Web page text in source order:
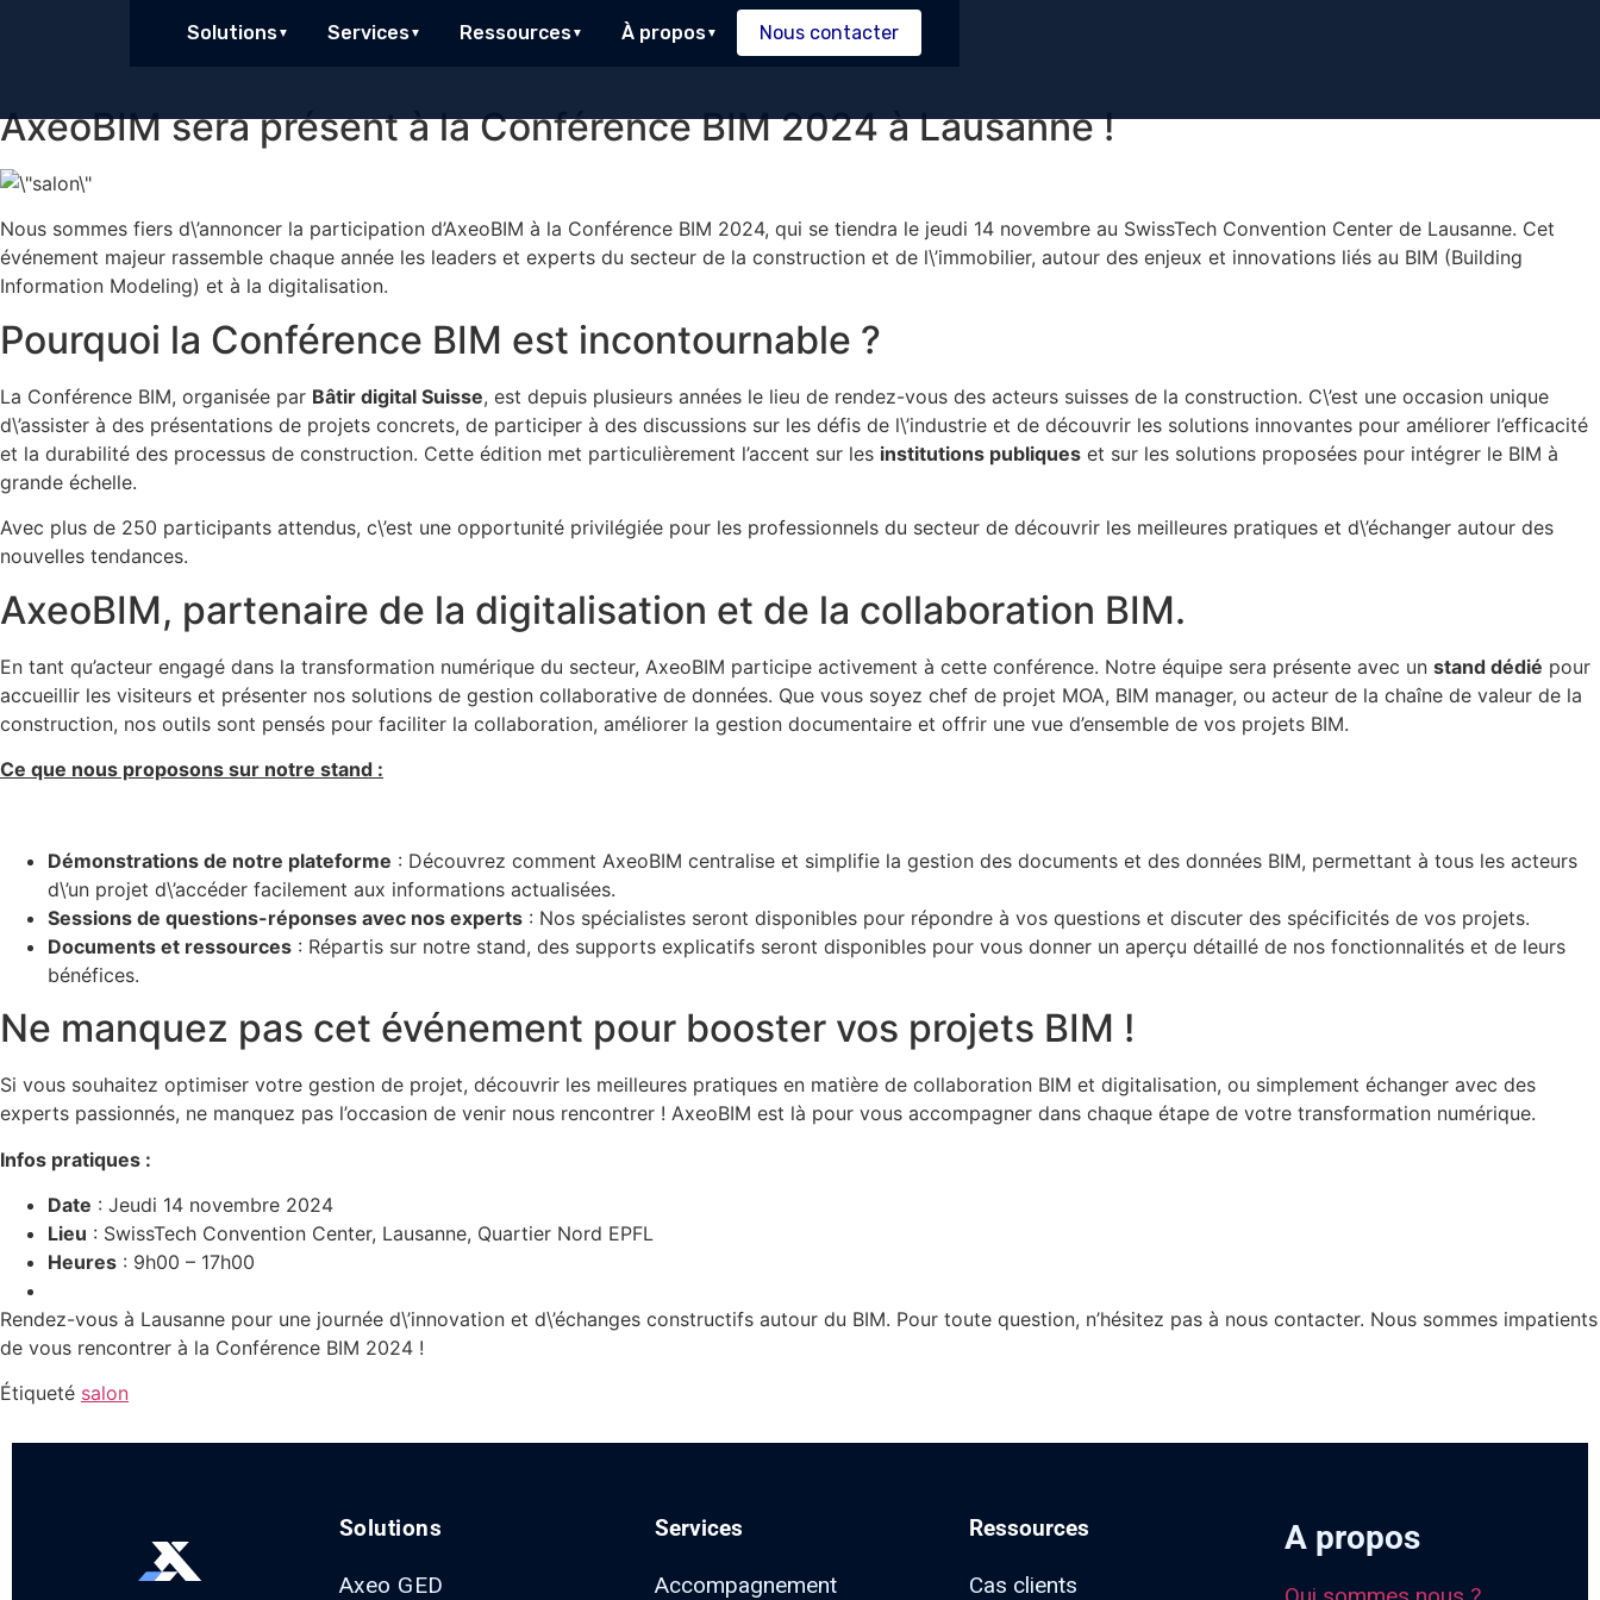
Solutions Services Ressources À propos Nous contacter
AxeoBIM sera présent à la Conférence BIM 2024 à Lausanne !
Nous sommes fiers d\’annoncer la participation d’AxeoBIM à la Conférence BIM 2024, qui se tiendra le jeudi 14 novembre au SwissTech Convention Center de Lausanne. Cet
événement majeur rassemble chaque année les leaders et experts du secteur de la construction et de l\’immobilier, autour des enjeux et innovations liés au BIM (Building
Information Modeling) et à la digitalisation.
Pourquoi la Conférence BIM est incontournable ?
La Conférence BIM, organisée par Bâtir digital Suisse, est depuis plusieurs années le lieu de rendez-vous des acteurs suisses de la construction. C\’est une occasion unique
d\’assister à des présentations de projets concrets, de participer à des discussions sur les défis de l\’industrie et de découvrir les solutions innovantes pour améliorer l’efficacité
et la durabilité des processus de construction. Cette édition met particulièrement l’accent sur les institutions publiques et sur les solutions proposées pour intégrer le BIM à
grande échelle.
Avec plus de 250 participants attendus, c\’est une opportunité privilégiée pour les professionnels du secteur de découvrir les meilleures pratiques et d\’échanger autour des
nouvelles tendances.
AxeoBIM, partenaire de la digitalisation et de la collaboration BIM.
En tant qu’acteur engagé dans la transformation numérique du secteur, AxeoBIM participe activement à cette conférence. Notre équipe sera présente avec un stand dédié pour
accueillir les visiteurs et présenter nos solutions de gestion collaborative de données. Que vous soyez chef de projet MOA, BIM manager, ou acteur de la chaîne de valeur de la
construction, nos outils sont pensés pour faciliter la collaboration, améliorer la gestion documentaire et offrir une vue d’ensemble de vos projets BIM.
Ce que nous proposons sur notre stand :
Démonstrations de notre plateforme : Découvrez comment AxeoBIM centralise et simplifie la gestion des documents et des données BIM, permettant à tous les acteurs
d\’un projet d\’accéder facilement aux informations actualisées.
Sessions de questions-réponses avec nos experts : Nos spécialistes seront disponibles pour répondre à vos questions et discuter des spécificités de vos projets.
Documents et ressources : Répartis sur notre stand, des supports explicatifs seront disponibles pour vous donner un aperçu détaillé de nos fonctionnalités et de leurs
bénéfices.
Ne manquez pas cet événement pour booster vos projets BIM !
Si vous souhaitez optimiser votre gestion de projet, découvrir les meilleures pratiques en matière de collaboration BIM et digitalisation, ou simplement échanger avec des
experts passionnés, ne manquez pas l’occasion de venir nous rencontrer ! AxeoBIM est là pour vous accompagner dans chaque étape de votre transformation numérique.
Infos pratiques :
Date : Jeudi 14 novembre 2024
Lieu : SwissTech Convention Center, Lausanne, Quartier Nord EPFL
Heures : 9h00 – 17h00
Rendez-vous à Lausanne pour une journée d\’innovation et d\’échanges constructifs autour du BIM. Pour toute question, n’hésitez pas à nous contacter. Nous sommes impatients
de vous rencontrer à la Conférence BIM 2024 !
Étiqueté salon
Solutions
Axeo GED
Services
Accompagnement
Ressources
Cas clients
A propos